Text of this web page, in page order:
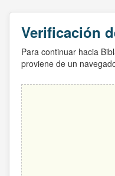
Verificación
Para continuar hacia
proviene de un